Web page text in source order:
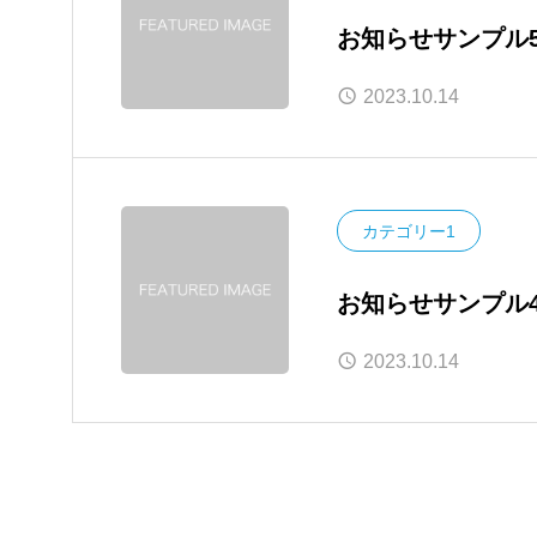
お知らせサンプル
2023.10.14
カテゴリー1
お知らせサンプル
2023.10.14